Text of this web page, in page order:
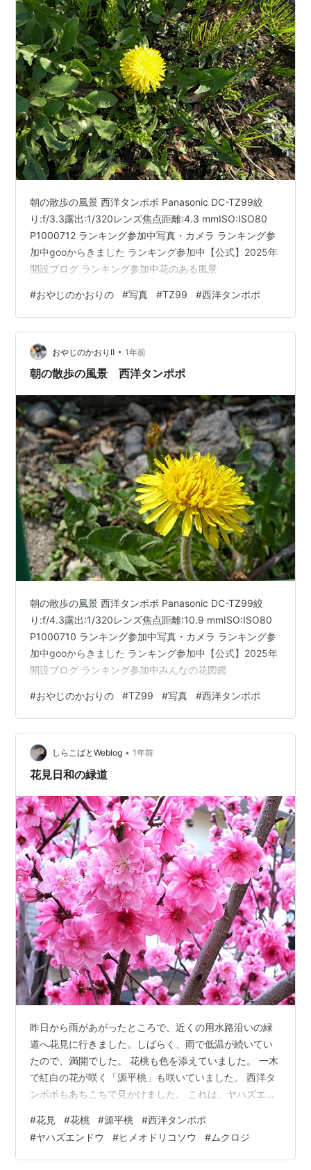
朝の散歩の風景 西洋タンポポ Panasonic DC-TZ99絞
り:f/3.3露出:1/320レンズ焦点距離:4.3 mmISO:ISO80
P1000712 ランキング参加中写真・カメラ ランキング参
加中gooからきました ランキング参加中【公式】2025年
開設ブログ ランキング参加中花のある風景
#おやじのかおりの #写真 #TZ99 #西洋タンポポ
おやじのかおりⅡ • 1年前
朝の散歩の風景 西洋タンポポ
朝の散歩の風景 西洋タンポポ Panasonic DC-TZ99絞
り:f/4.3露出:1/320レンズ焦点距離:10.9 mmISO:ISO80
P1000710 ランキング参加中写真・カメラ ランキング参
加中gooからきました ランキング参加中【公式】2025年
開設ブログ ランキング参加中みんなの花図鑑
#おやじのかおりの #TZ99 #写真 #西洋タンポポ
しらこばとWeblog • 1年前
花見日和の緑道
昨日から雨があがったところで、近くの用水路沿いの緑
道へ花見に行きました。しばらく、雨で低温が続いてい
たので、満開でした。 花桃も色を添えていました。 一木
で紅白の花が咲く「源平桃」も咲いていました。 西洋タ
ンポポもあちこちで見かけました。 これは、ヤハズエン
コソウのコラボです。 見上げると、ムクロジの実がぶら
下がっていました。黒い種は、羽突きの玉や数珠玉にな
った時代がありました。 用水路に水が流れるのは、今月
#花見 #花桃 #源平桃 #西洋タンポポ
#ヤハズエンドウ #ヒメオドリコソウ #ムクロジ